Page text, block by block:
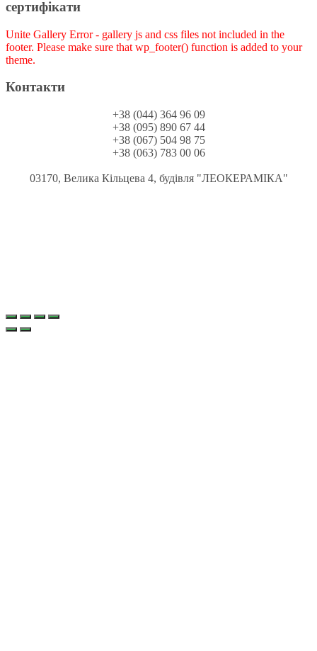
сертифікати
Unite Gallery Error - gallery js and css files not included in the
footer. Please make sure that wp_footer() function is added to your
theme.
Контакти
+38 (044) 364 96 09
+38 (095) 890 67 44
+38 (067) 504 98 75
+38 (063) 783 00 06
03170, Велика Кільцева 4, будівля "ЛЕОКЕРАМІКА"